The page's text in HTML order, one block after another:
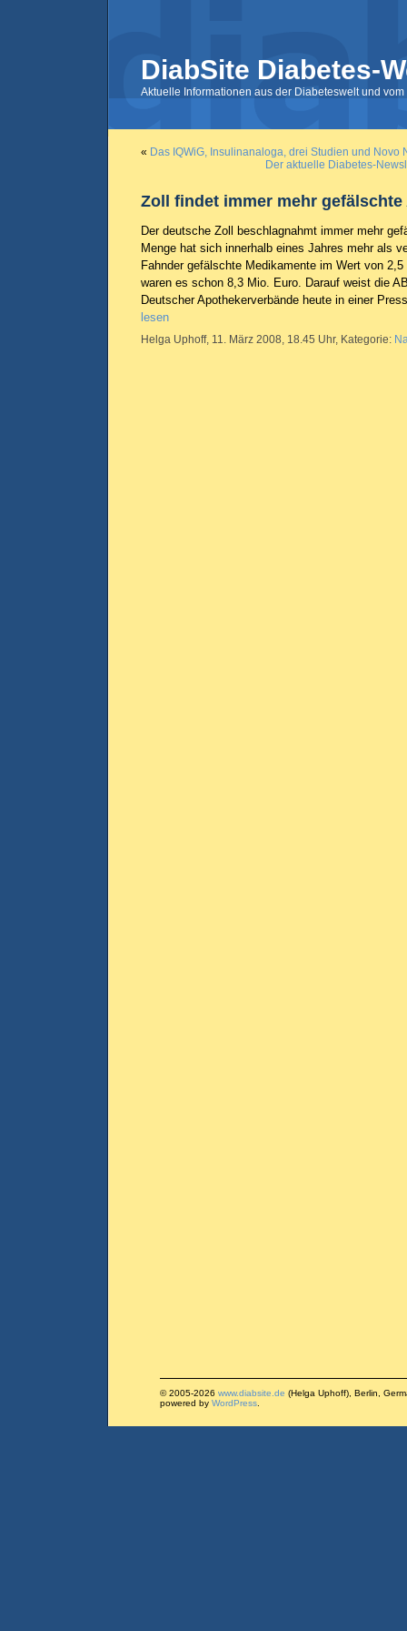
DiabSite Diabetes-
Aktuelle Informationen aus der Diabeteswelt und
« Das IQWiG, Insulinanaloga, drei Studien und Novo
Der aktuelle Diabetes-
Zoll findet immer mehr
Der deutsche Zoll beschlagnahmt immer mehr
Menge hat sich innerhalb eines Jahres mehr als
Fahnder gefälschte Medikamente im Wert von
waren es schon 8,3 Mio. Euro. Darauf weist die
Deutscher Apothekerverbände heute in einer
lesen
Helga Uphoff, 11. März 2008, 18.45 Uhr, Kategorie:
© 2005-2026 www.diabsite.de (Helga Uphoff), Berlin,
powered by WordPress.